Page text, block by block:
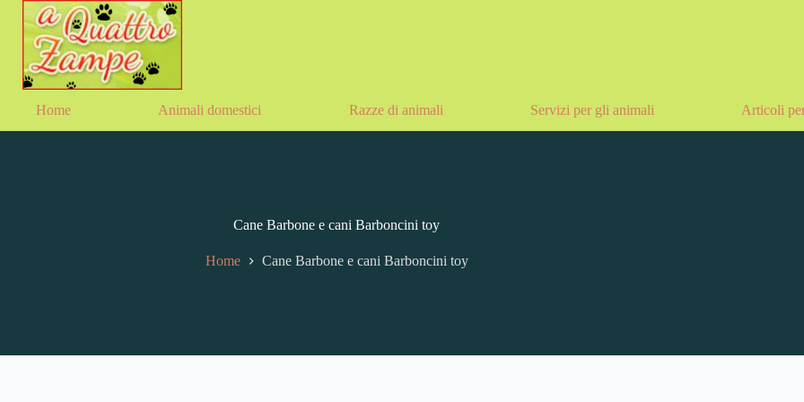
Salta
contenuto
Home Animali domestici Razze di animali Servizi per gli animali Articoli
Cane Barbone e cani Barboncini toy
Home Cane Barbone e cani Barboncini toy